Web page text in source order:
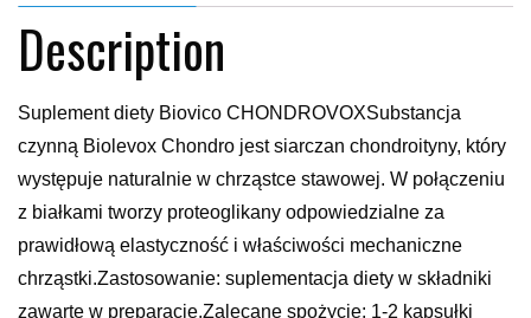
Description
Suplement diety Biovico CHONDROVOXSubstancja
czynną Biolevox Chondro jest siarczan chondroityny, który
występuje naturalnie w chrząstce stawowej. W połączeniu
z białkami tworzy proteoglikany odpowiedzialne za
prawidłową elastyczność i właściwości mechaniczne
chrząstki.Zastosowanie: suplementacja diety w składniki
zawarte w preparacie.Zalecane spożycie: 1-2 kapsułki